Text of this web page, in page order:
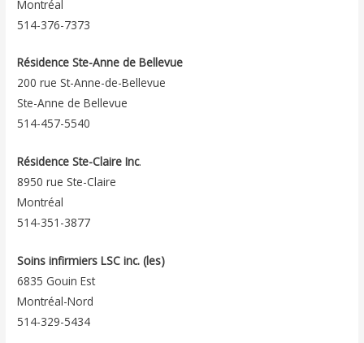
Montréal
514-376-7373
Résidence Ste-Anne de Bellevue
200 rue St-Anne-de-Bellevue
Ste-Anne de Bellevue
514-457-5540
Résidence Ste-Claire Inc.
8950 rue Ste-Claire
Montréal
514-351-3877
Soins infirmiers LSC inc. (les)
6835 Gouin Est
Montréal-Nord
514-329-5434